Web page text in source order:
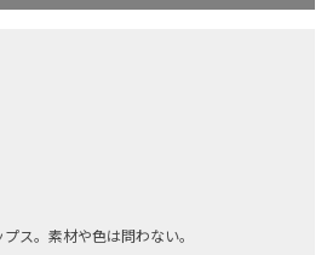
ス。素材や色は問わない。